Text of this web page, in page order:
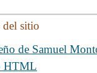
del sitio
de Samuel
HTML